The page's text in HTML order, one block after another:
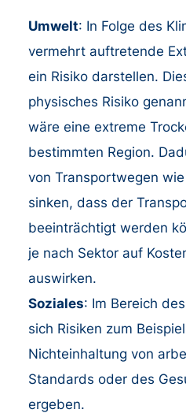
Umwelt: In Folge des
vermehrt auftretende
ein Risiko darstellen.
physisches Risiko
wäre eine extreme
bestimmten Region.
von Transportwegen
sinken, dass der
beeinträchtigt werden
je nach Sektor auf
auswirken.
Soziales: Im Bereich
sich Risiken zum
Nichteinhaltung von
Standards oder des
ergeben.